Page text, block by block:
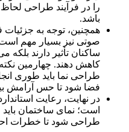
را در فرآیند طراحی
باشد.
همچنین، توجه به جزئیات
صوتی نیز بسیار مهم
ساکنان تأثیر دارند بلکه
کاهش دهند. چهارمین
طراحی نما باید طوری
فضا شود تا حس آرامش
در نهایت، رعایت
است؛ نمای ساختمان
طراحی شود تا خطرات